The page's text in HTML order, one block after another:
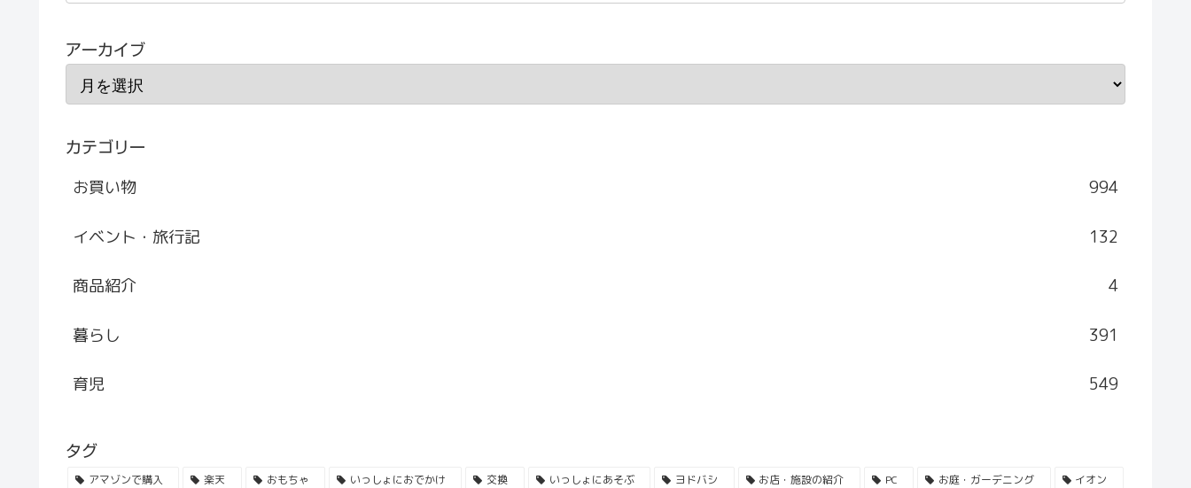
アーカイブ
カテゴリー
お買い物 994
イベント・旅行記 132
商品紹介 4
暮らし 391
育児 549
タグ
アマゾンで購入 楽天 おもちゃ いっしょにおでかけ 交換 いっしょにあそぶ ヨドバシ お店・施設の紹介 PC お庭・ガーデニング
イオン